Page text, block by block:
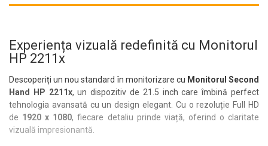
Experiența vizuală redefinită cu Monitorul
HP 2211x
Descoperiți un nou standard în monitorizare cu Monitorul Second
Hand HP 2211x, un dispozitiv de 21.5 inch care îmbină perfect
tehnologia avansată cu un design elegant. Cu o rezoluție Full HD
de 1920 x 1080, fiecare detaliu prinde viață, oferind o claritate
vizuală impresionantă.